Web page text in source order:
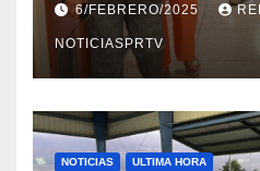
en Mayagüez
6/FEBRERO/2025
NOTICIASPRTV
NOTICIAS ULTIMA HORA